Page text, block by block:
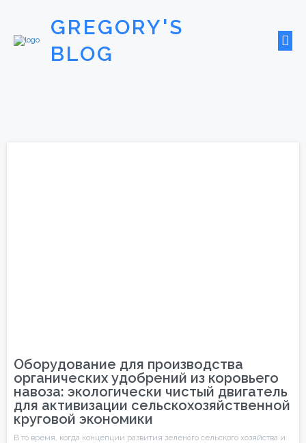
GREGORY'S
BLOG
Оборудование для производства
органических удобрений из коровьего
навоза: экологически чистый двигатель
для активизации сельскохозяйственной
круговой экономики
В то время, когда концепции развития зеленого сельского хозяйства и